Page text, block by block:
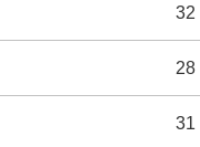
32
28
31